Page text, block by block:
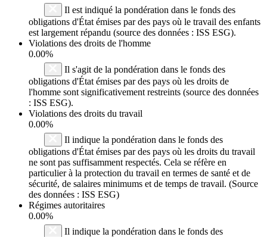
Il est indiqué la pondération dans le fonds des
obligations d'État émises par des pays où le travail des enfants
est largement répandu (source des données : ISS ESG).
Violations des droits de l'homme
0.00%
Il s'agit de la pondération dans le fonds des
obligations d'État émises par des pays où les droits de
l'homme sont significativement restreints (source des données
: ISS ESG).
Violations des droits du travail
0.00%
Il indique la pondération dans le fonds des
obligations d'État émises par des pays où les droits du travail
ne sont pas suffisamment respectés. Cela se réfère en
particulier à la protection du travail en termes de santé et de
sécurité, de salaires minimums et de temps de travail. (Source
des données : ISS ESG)
Régimes autoritaires
0.00%
Il indique la pondération dans le fonds des